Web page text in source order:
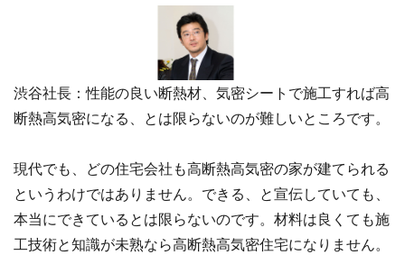
渋谷社長：性能の良い断熱材、気密シートで施工すれば高
断熱高気密になる、とは限らないのが難しいところです。
現代でも、どの住宅会社も高断熱高気密の家が建てられる
というわけではありません。できる、と宣伝していても、
本当にできているとは限らないのです。材料は良くても施
工技術と知識が未熟なら高断熱高気密住宅になりません。